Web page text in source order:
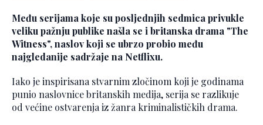
Među serijama koje su posljednjih sedmica privukle
veliku pažnju publike našla se i britanska drama "The
Witness", naslov koji se ubrzo probio među
najgledanije sadržaje na Netflixu.
Iako je inspirisana stvarnim zločinom koji je godinama
punio naslovnice britanskih medija, serija se razlikuje
od većine ostvarenja iz žanra kriminalističkih drama.